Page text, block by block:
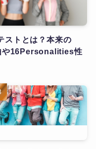
ストとは？本来の
や16Personalities性